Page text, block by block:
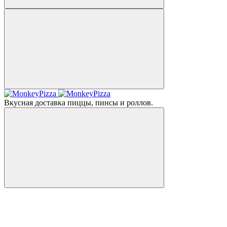
Вкусная доставка пиццы, пинсы и роллов.